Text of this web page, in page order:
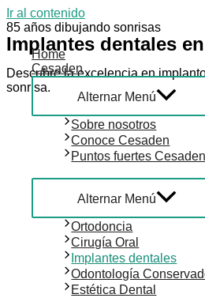
Ir al contenido
Home
Cesaden
Alternar Menú
Sobre nosotros
Conoce Cesaden
Puntos fuertes Cesaden
Alternar Menú
Ortodoncia
Cirugía Oral
Implantes dentales
Odontología
Estética Dental
85 años dibujando sonrisas
Implantes dentales
Descubre la excelencia en
sonrisa.